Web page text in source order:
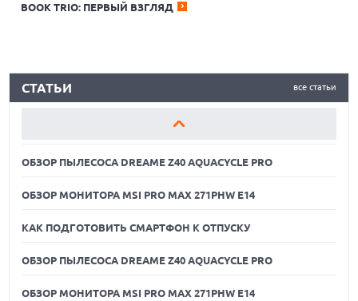
BOOK TRIO: ПЕРВЫЙ ВЗГЛЯД
все статьи
СТАТЬИ
ОБЗОР МОНИТОРА MSI PRO MAX 271PHW E14
КАК ПОДГОТОВИТЬ СМАРТФОН К ОТПУСКУ
ОБЗОР ПЫЛЕСОСА DREAME Z40 AQUACYCLE PRO
ОБЗОР МОНИТОРА MSI PRO MAX 271PHW E14
КАК ПОДГОТОВИТЬ СМАРТФОН К ОТПУСКУ
ОБЗОР ПЫЛЕСОСА DREAME Z40 AQUACYCLE PRO
ОБЗОР МОНИТОРА MSI PRO MAX 271PHW E14
05.08.2026